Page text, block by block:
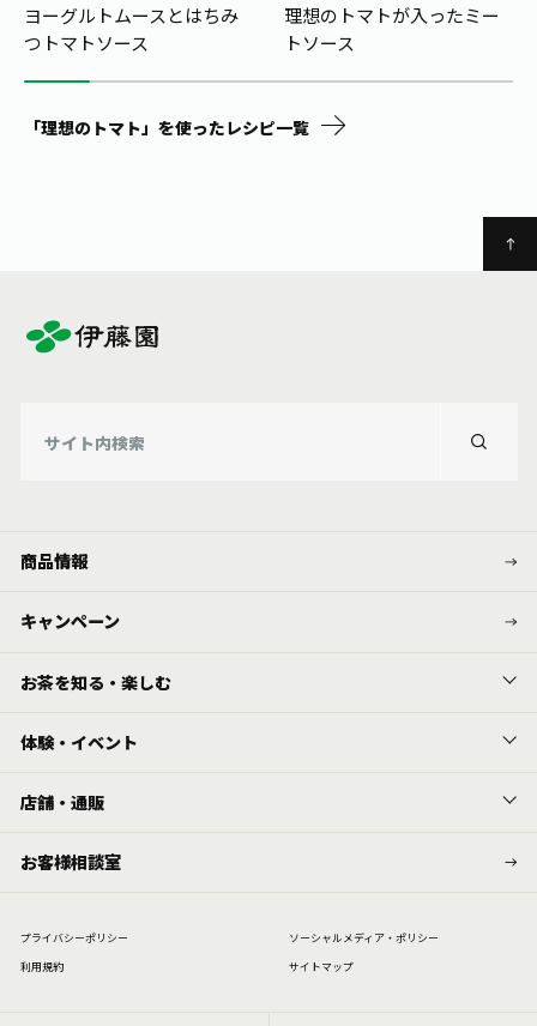
ヨーグルトムースとはちみ
つトマトソース
理想のトマトが入ったミー
トソース
「理想のトマト」を使ったレシピ一覧
商品情報
キャンペーン
お茶を知る・楽しむ
体験・イベント
店舗・通販
お客様相談室
プライバシーポリシー
ソーシャルメディア・ポリシー
利⽤規約
サイトマップ